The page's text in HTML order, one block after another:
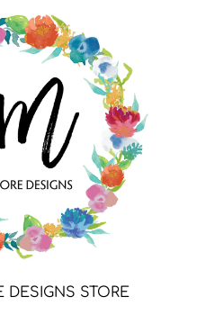
DESIGNS STORE